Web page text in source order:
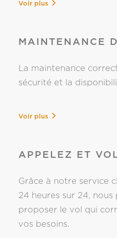
Voir plus
MAINTENANCE
La maintenance
sécurité et la
Voir plus
APPELEZ ET
Grâce à notre service
24 heures sur 24, nous
proposer le vol qui
vos besoins.